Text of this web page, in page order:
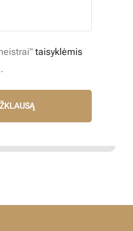
taisyklėmis
.